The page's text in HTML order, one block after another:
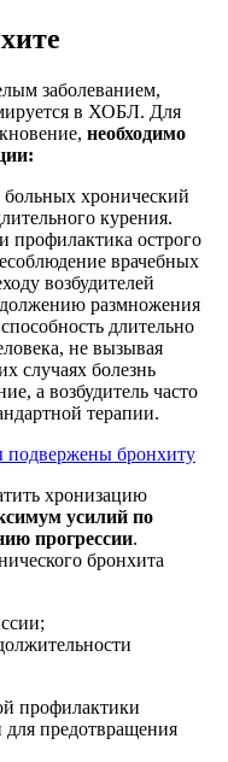
заболеванием,
в ХОБЛ. Для
необходимо
больных хронический
курения.
профилактика острого
врачебных
возбудителей
размножения
длительно
не вызывая
случаях болезнь
а возбудитель часто
терапии.
подвержены бронхиту
хронизацию
усилий по
прогрессии.
бронхита
профилактики
предотвращения